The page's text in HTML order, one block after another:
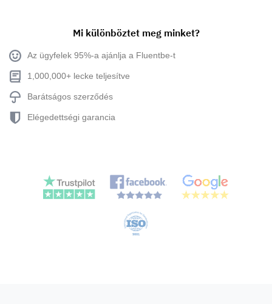
Mi különböztet meg minket?
Az ügyfelek 95%-a ajánlja a Fluentbe-t
1,000,000+ lecke teljesítve
Barátságos szerződés
Elégedettségi garancia